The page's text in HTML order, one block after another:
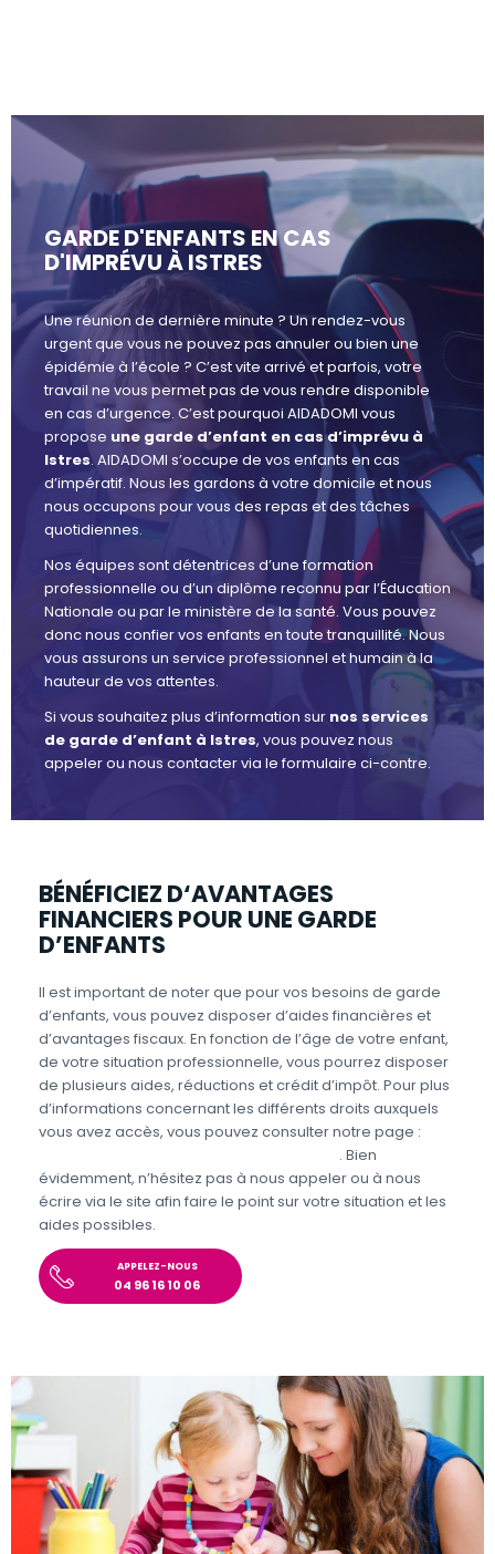
GARDE D'ENFANTS EN CAS
D'IMPRÉVU À ISTRES
Une réunion de dernière minute ? Un rendez-vous
urgent que vous ne pouvez pas annuler ou bien une
épidémie à l’école ? C’est vite arrivé et parfois, votre
travail ne vous permet pas de vous rendre disponible
en cas d’urgence. C’est pourquoi AIDADOMI vous
propose une garde d’enfant en cas d’imprévu à
Istres. AIDADOMI s’occupe de vos enfants en cas
d’impératif. Nous les gardons à votre domicile et nous
nous occupons pour vous des repas et des tâches
quotidiennes.
Nos équipes sont détentrices d’une formation
professionnelle ou d’un diplôme reconnu par l’Éducation
Nationale ou par le ministère de la santé. Vous pouvez
donc nous confier vos enfants en toute tranquillité. Nous
vous assurons un service professionnel et humain à la
hauteur de vos attentes.
Si vous souhaitez plus d’information sur nos services
de garde d’enfant à Istres, vous pouvez nous
appeler ou nous contacter via le formulaire ci-contre.
BÉNÉFICIEZ D‘AVANTAGES
FINANCIERS POUR UNE GARDE
D’ENFANTS
Il est important de noter que pour vos besoins de garde
d’enfants, vous pouvez disposer d’aides financières et
d’avantages fiscaux. En fonction de l’âge de votre enfant,
de votre situation professionnelle, vous pourrez disposer
de plusieurs aides, réductions et crédit d’impôt. Pour plus
d’informations concernant les différents droits auxquels
vous avez accès, vous pouvez consulter notre page :
. Bien
évidemment, n’hésitez pas à nous appeler ou à nous
écrire via le site afin faire le point sur votre situation et les
aides possibles.
APPELEZ-NOUS
04 96 16 10 06